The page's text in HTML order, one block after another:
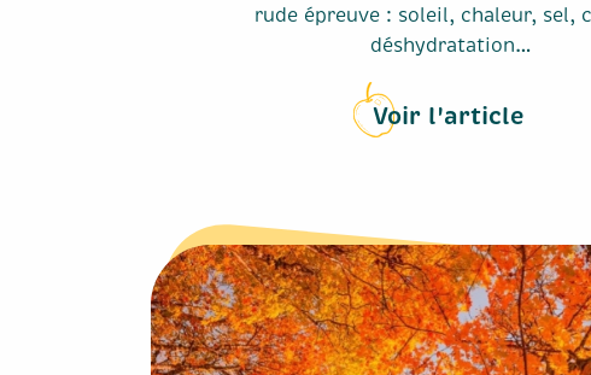
rude épreuve : soleil, chaleur, sel,
déshydratation…
Voir l'article